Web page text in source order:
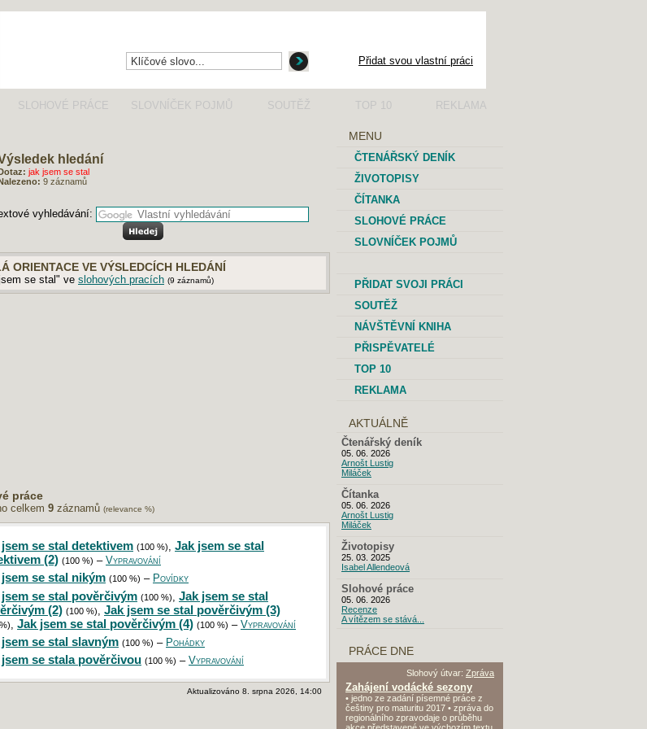
Přidat svou vlastní práci
SLOHOVÉ PRÁCE SLOVNÍČEK POJMŮ SOUTĚŽ TOP 10 REKLAMA
MENU
hledání
jak jsem se stal
9 záznamů
vyhledávání:
ORIENTACE VE VÝSLEDCÍCH HLEDÁNÍ
se stal" ve slohových pracích (9 záznamů)
práce
celkem 9 záznamů (relevance %)
se stal detektivem (100 %), Jak jsem se stal
(2) (100 %) – Vypravování
se stal nikým (100 %) – Povídky
se stal pověrčivým (100 %)
Jak jsem se stal
(2) (100 %) Jak jsem se stal pověrčivým (3)
Jak jsem se stal pověrčivým (4) (100 %) – Vypravování
se stal slavným (100 %) – Pohádky
se stala pověrčivou (100 %) – Vypravování
Aktualizováno 8. srpna 2026, 14:00
ČTENÁŘSKÝ DENÍK
ŽIVOTOPISY
ČÍTANKA
SLOHOVÉ PRÁCE
SLOVNÍČEK POJMŮ
PŘIDAT SVOJI PRÁCI
SOUTĚŽ
NÁVŠTĚVNÍ KNIHA
PŘISPĚVATELÉ
TOP 10
REKLAMA
AKTUÁLNĚ
Čtenářský deník
05. 06. 2026
Arnošt Lustig
Miláček
Čítanka
05. 06. 2026
Arnošt Lustig
Miláček
Životopisy
25. 03. 2025
Isabel Allendeová
Slohové práce
05. 06. 2026
Recenze
A vítězem se stává...
PRÁCE DNE
Slohový útvar: Zpráva
Zahájení vodácké sezony
• jedno ze zadání písemné práce z
češtiny pro maturitu 2017 • zpráva do
regionálního zpravodaje o průběhu